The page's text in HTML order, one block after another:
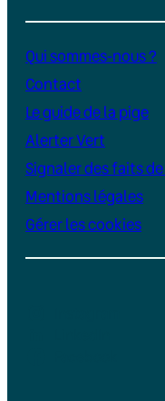
Qui sommes-nous ?
Contact
Le guide de la pige
Alerter Vert
Signaler des faits
Mentions légales
Gérer les cookies